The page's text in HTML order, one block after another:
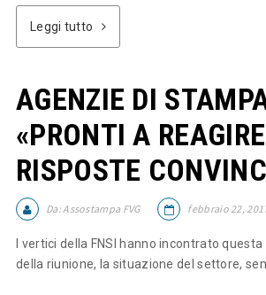
Leggi tutto
AGENZIE DI
«PRONTI A
RISPOSTE
Da:Assostampa FVG febbraio 22,
I vertici della FNSI hanno incontrato
della riunione, la situazione del settore,